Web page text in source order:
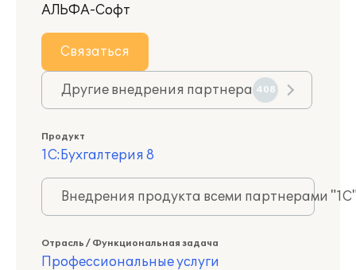
АЛЬФА-Софт
Связаться
Другие внедрения партнера 408
Продукт
1С:Бухгалтерия 8
Внедрения продукта всеми партнерами
Отрасль / Функциональная задача
Профессиональные услуги